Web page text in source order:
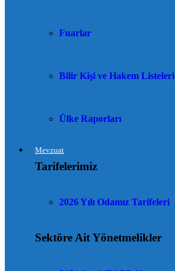
Fuarlar
Bilir Kişi ve Hakem Listeleri
Ülke Raporları
Mevzuat
Tarifelerimiz
2026 Yılı Odamız Tarifeleri
Sektöre Ait Yönetmelikler